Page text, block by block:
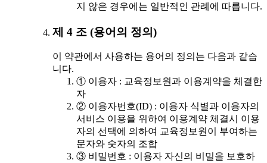
지 않은 경우에는 일반적인 관례에 따릅니다.
제 4 조 (용어의 정의)
이 약관에서 사용하는 용어의 정의는 다음과 같습
니다.
① 이용자 : 교육정보원과 이용계약을 체결한
자
② 이용자번호(ID) : 이용자 식별과 이용자의
서비스 이용을 위하여 이용계약 체결시 이용
자의 선택에 의하여 교육정보원이 부여하는
문자와 숫자의 조합
③ 비밀번호 : 이용자 자신의 비밀을 보호하